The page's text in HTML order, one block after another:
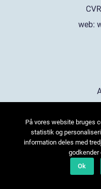
web:
På vores website bruges
statistik og
information deles med
Ok